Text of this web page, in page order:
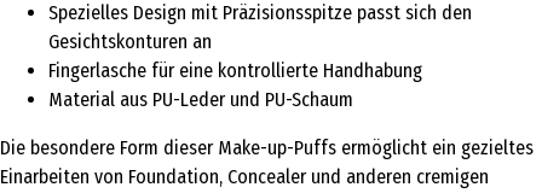
Spezielles Design mit Präzisionsspitze passt sich den
Gesichtskonturen an
Fingerlasche für eine kontrollierte Handhabung
Material aus PU-Leder und PU-Schaum
Die besondere Form dieser Make-up-Puffs ermöglicht ein gezieltes
Einarbeiten von Foundation, Concealer und anderen cremigen